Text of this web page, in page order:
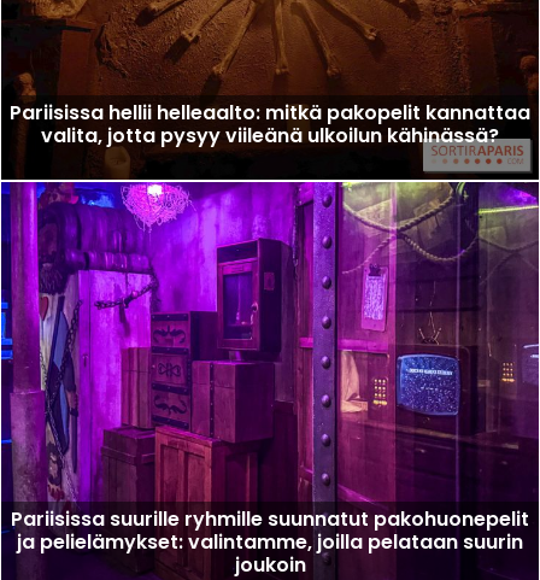
Pariisissa hellii helleaalto: mitkä pakopelit kannattaa
valita, jotta pysyy viileänä ulkoilun kähinässä?
Pariisissa suurille ryhmille suunnatut pakohuonepelit
ja pelielämykset: valintamme, joilla pelataan suurin
joukoin